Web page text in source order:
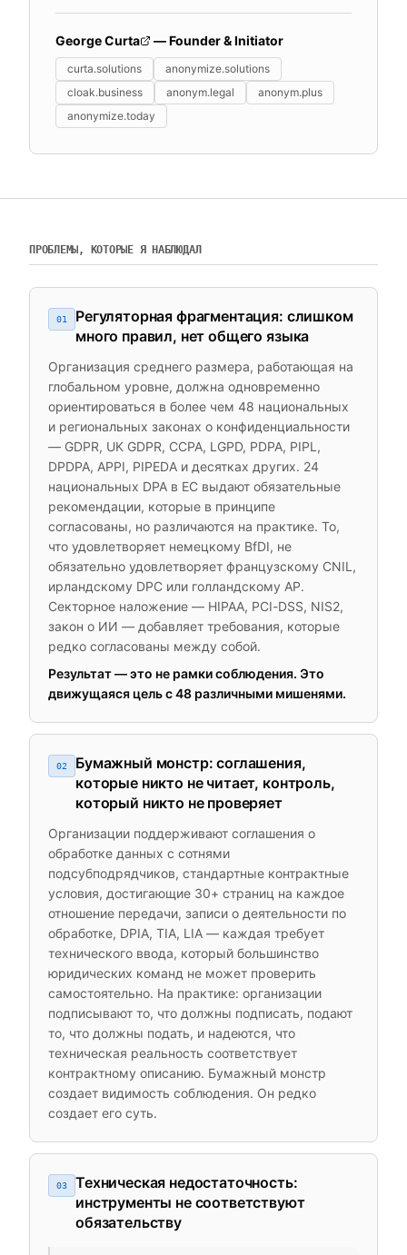
George Curta — Founder & Initiator
curta.solutions
anonymize.solutions
cloak.business
anonym.legal
anonym.plus
anonymize.today
ПРОБЛЕМЫ, КОТОРЫЕ Я НАБЛЮДАЛ
01
Регуляторная фрагментация: слишком
много правил, нет общего языка
Организация среднего размера, работающая на
глобальном уровне, должна одновременно
ориентироваться в более чем 48 национальных
и региональных законах о конфиденциальности
— GDPR, UK GDPR, CCPA, LGPD, PDPA, PIPL,
DPDPA, APPI, PIPEDA и десятках других. 24
национальных DPA в ЕС выдают обязательные
рекомендации, которые в принципе
согласованы, но различаются на практике. То,
что удовлетворяет немецкому BfDI, не
обязательно удовлетворяет французскому CNIL,
ирландскому DPC или голландскому AP.
Секторное наложение — HIPAA, PCI-DSS, NIS2,
закон о ИИ — добавляет требования, которые
редко согласованы между собой.
Результат — это не рамки соблюдения. Это
движущаяся цель с 48 различными мишенями.
02
Бумажный монстр: соглашения,
которые никто не читает, контроль,
который никто не проверяет
Организации поддерживают соглашения о
обработке данных с сотнями
подсубподрядчиков, стандартные контрактные
условия, достигающие 30+ страниц на каждое
отношение передачи, записи о деятельности по
обработке, DPIA, TIA, LIA — каждая требует
технического ввода, который большинство
юридических команд не может проверить
самостоятельно. На практике: организации
подписывают то, что должны подписать, подают
то, что должны подать, и надеются, что
техническая реальность соответствует
контрактному описанию. Бумажный монстр
создает видимость соблюдения. Он редко
создает его суть.
03
Техническая недостаточность:
инструменты не соответствуют
обязательству